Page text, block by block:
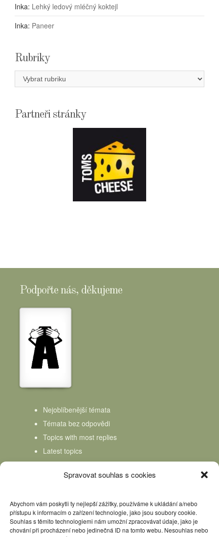
Spravovat souhlas s cookies
Abychom vám poskytli ty nejlepší zážitky, používáme k ukládání a/nebo
přístupu k informacím o zařízení technologie, jako jsou soubory cookie.
Souhlas s těmito technologiemi nám umožní zpracovávat údaje, jako je
chování při procházení nebo jedinečná ID na tomto webu. Nesouhlas nebo
Inka: Lehký ledový mléčný koktejl
Inka: Paneer
Rubriky
Rubriky
Partneři stránky
Podpořte nás, děkujeme
Nejoblíbenější témata
Témata bez odpovědi
Topics with most replies
Latest topics
Topics Freshness